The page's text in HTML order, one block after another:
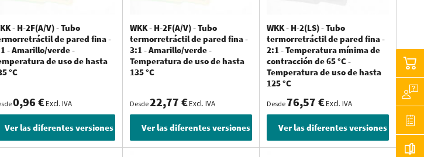
y gruesa
ygruesaofrecen una mayor protección para los cables y otros objetos que la versión de pared fina. Sin
los tubos termorretráctiles de pared fina. Dependiendo de la aplicación específica se escoge un tubo
- H-2F(A/V) - Tubo
de pared fina -
- Amarillo/verde -
de uso de hasta
°C
0,96 €Excl. IVA
Ver las diferentes versiones
WKK - H-2F(A/V) - Tubo
termorretráctil de pared fina -
3:1 - Amarillo/verde -
Temperatura de uso de hasta
135 °C
Desde22,77 €Excl. IVA
Ver las diferentes versiones
WKK - H-2(LS) - Tubo
termorretráctil de pared fina -
2:1 - Temperatura mínima de
contracción de 65 °C -
Temperatura de uso de hasta
125 °C
Desde76,57 €Excl. IVA
Ver las diferentes versiones